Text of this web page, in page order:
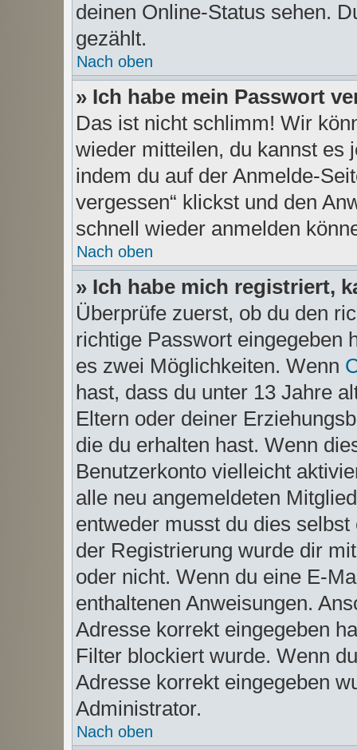
deinen Online-Status sehen.
gezählt.
Nach oben
» Ich habe mein Passwort
Das ist nicht schlimm! Wir
wieder mitteilen, du kannst es
indem du auf der Anmelde-
vergessen“ klickst und den
schnell wieder anmelden
Nach oben
» Ich habe mich registriert,
Überprüfe zuerst, ob du den
richtige Passwort eingegeben
es zwei Möglichkeiten. Wenn
hast, dass du unter 13 Jahre
Eltern oder deiner
die du erhalten hast. Wenn
Benutzerkonto vielleicht
alle neu angemeldeten
entweder musst du dies
der Registrierung wurde dir
oder nicht. Wenn du eine E-
enthaltenen Anweisungen.
Adresse korrekt eingegeben
Filter blockiert wurde. Wenn
Adresse korrekt eingegeben
Administrator.
Nach oben